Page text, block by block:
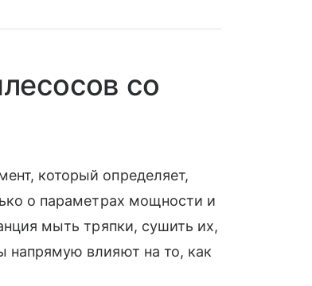
со
который определяет,
о параметрах мощности и
мыть тряпки, сушить их,
напрямую влияют на то, как